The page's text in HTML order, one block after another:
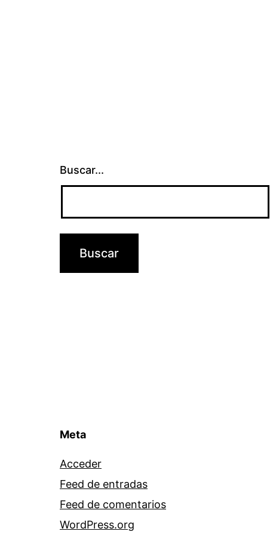
Buscar...
Meta
Acceder
Feed de entradas
Feed de comentarios
WordPress.org